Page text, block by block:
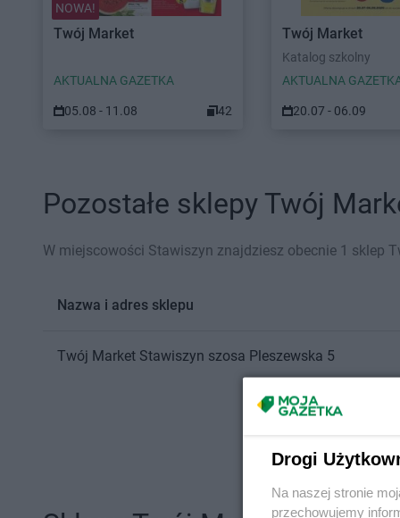
NOWA!
Twój Market
AKTUALNA GAZETKA
05.08 - 11.08 42
Twój Market
Katalog szkolny
AKTUALNA
20.07 - 06.09
Pozostałe sklepy Twój
W miejscowości Stawiszyn znajdziesz obecnie 1 sklep
Nazwa i adres sklepu
Twój Market Stawiszyn szosa Pleszewska 5
Drogi
Na naszej stronie
przechowujemy